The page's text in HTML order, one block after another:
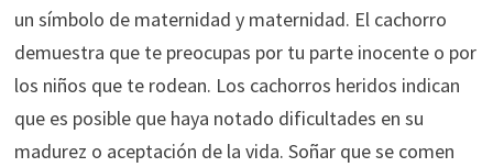
un símbolo de maternidad y maternidad. El cachorro
demuestra que te preocupas por tu parte inocente o por
los niños que te rodean. Los cachorros heridos indican
que es posible que haya notado dificultades en su
madurez o aceptación de la vida. Soñar que se comen